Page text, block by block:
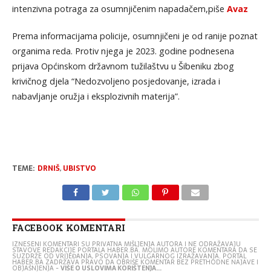
intenzivna potraga za osumnjičenim napadačem,piše Avaz
Prema informacijama policije, osumnjičeni je od ranije poznat
organima reda. Protiv njega je 2023. godine podnesena
prijava Općinskom državnom tužilaštvu u Šibeniku zbog
krivičnog djela “Nedozvoljeno posjedovanje, izrada i
nabavljanje oružja i eksplozivnih materija”.
TEME: DRNIŠ, UBISTVO
FACEBOOK KOMENTARI
IZNESENI KOMENTARI SU PRIVATNA MIŠLJENJA AUTORA I NE ODRAŽAVAJU
STAVOVE REDAKCIJE PORTALA HABER.BA. MOLIMO AUTORE KOMENTARA DA SE
SUZDRŽE OD VRIJEĐANJA, PSOVANJA I VULGARNOG IZRAŽAVANJA. PORTAL
HABER.BA ZADRŽAVA PRAVO DA OBRIŠE KOMENTAR BEZ PRETHODNE NAJAVE I
OBJAŠNJENJA -VIŠE O USLOVIMA KORIŠTENJA...